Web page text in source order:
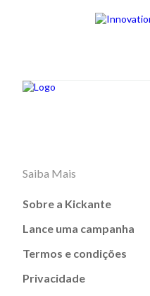
Saiba Mais
Sobre a Kickante
Lance uma campanha
Termos e condições
Privacidade